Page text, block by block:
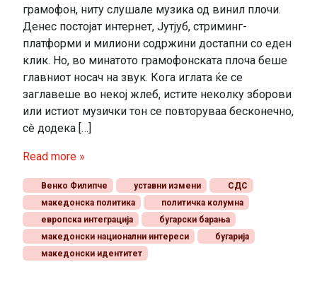
грамофон, ниту слушале музика од винил плочи.
Денес постојат интернет, Јутјуб, стриминг-
платформи и милиони содржини достапни со еден
клик. Но, во минатото грамофонската плоча беше
главниот носач на звук. Кога иглата ќе се
заглавеше во некој жлеб, истите неколку зборови
или истиот музички тон се повторуваа бесконечно,
сè додека […]
Read more »
Венко Филипче уставни измени
СДС
македонска политика
политичка колумна
европска интеграција
бугарски барања
македонски национални интереси
бугарија
македонски идентитет